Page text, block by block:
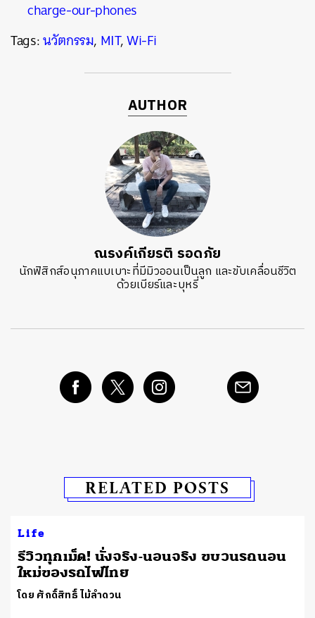
charge-our-phones
Tags:นวัตกรรม, MIT,Wi-Fi
AUTHOR
ณรงค์เกียรติ รอดภัย
นักฟิสิกส์อนุภาคแบเบาะที่มีมิวออนเป็นลูก และขับเคลื่อนชีวิต
ด้วยเบียร์และบุหรี่
RELATED POSTS
Life
รีวิวทุกเม็ด! นั่งจริง-นอนจริง ขบวนรถนอน
ใหม่ของรถไฟไทย
โดย ศักดิ์สิทธิ์ ไม้ลำดวน